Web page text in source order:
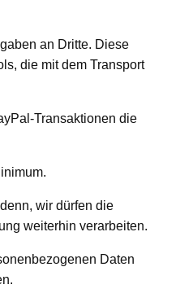
an Dritte. Diese
die mit dem Transport
Transaktionen die
wir dürfen die
weiterhin verarbeiten.
Daten